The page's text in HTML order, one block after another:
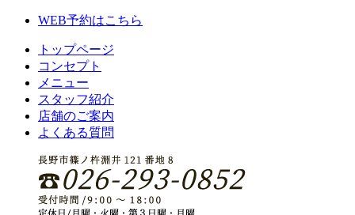
WEB予約はこちら
トップページ
コンセプト
メニュー
スタッフ紹介
店舗のご案内
よくある質問